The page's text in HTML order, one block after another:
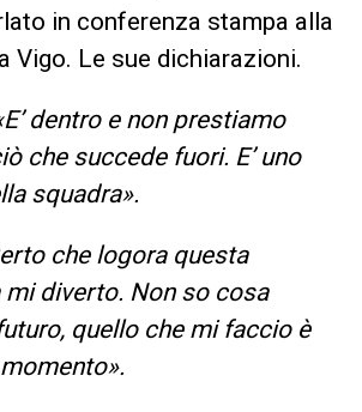
in conferenza stampa alla
Vigo. Le sue dichiarazioni.
dentro e non prestiamo
che succede fuori. E’ uno
squadra».
che logora questa
mi diverto. Non so cosa
quello che mi faccio è